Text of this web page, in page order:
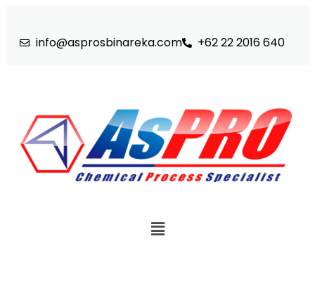
info@asprosbinareka.com +62 22 2016 640